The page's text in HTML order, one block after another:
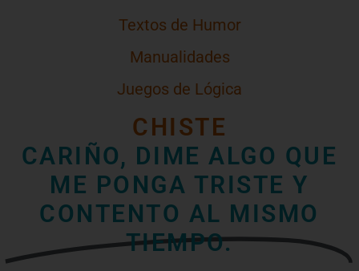
Textos de Humor
Manualidades
Juegos de Lógica
CHISTE
CARIÑO, DIME ALGO QUE
ME PONGA TRISTE Y
CONTENTO AL MISMO
TIEMPO.